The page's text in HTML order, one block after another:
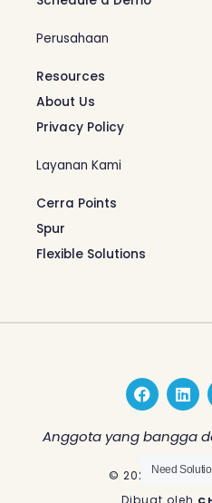
Perusahaan
Resources
About Us
Privacy Policy
Layanan Kami
Cerra Points
Spur
Flexible Solutions
F
a
c
e
L
i
n
k
e
d
Anggota yang bangga
© 2026 Benefit
Need